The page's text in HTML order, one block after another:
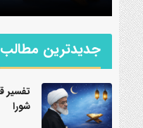
جدیدترین مطالب
شورا